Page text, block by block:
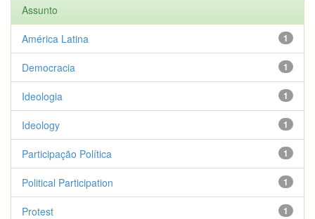
Assunto
1
América Latina
1
Democracia
1
Ideologia
1
Ideology
1
Participação Política
1
Political Participation
1
Protest